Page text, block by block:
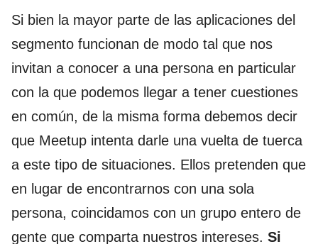
Si bien la mayor parte de las aplicaciones del
segmento funcionan de modo tal que nos
invitan a conocer a una persona en particular
con la que podemos llegar a tener cuestiones
en común, de la misma forma debemos decir
que Meetup intenta darle una vuelta de tuerca
a este tipo de situaciones. Ellos pretenden que
en lugar de encontrarnos con una sola
persona, coincidamos con un grupo entero de
gente que comparta nuestros intereses. Si